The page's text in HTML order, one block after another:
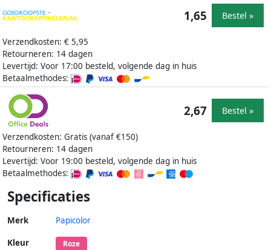
Verzendkosten: € 5,95
Retourneren: 14 dagen
Levertijd: Voor 17:00 besteld, volgende dag in huis
Betaalmethodes:
1,65 Bestel »
Verzendkosten: Gratis (vanaf €150)
Retourneren: 14 dagen
Levertijd: Voor 19:00 besteld, volgende dag in huis
Betaalmethodes:
2,67 Bestel »
Specificaties
Merk Papicolor
Kleur Roze